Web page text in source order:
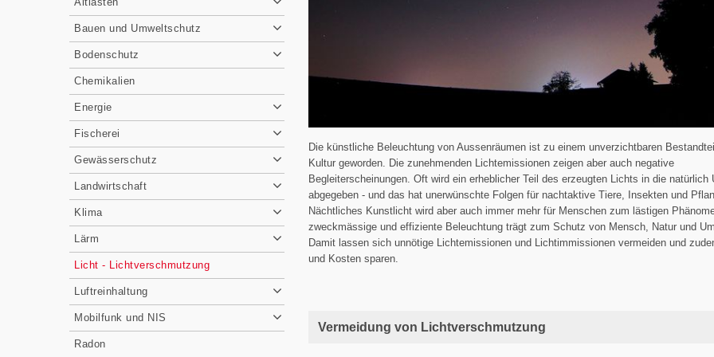
Bauen und Umweltschutz
Bodenschutz
Chemikalien
Energie
Fischerei
Gewässerschutz
Landwirtschaft
Klima
Lärm
Licht - Lichtverschmutzung
Luftreinhaltung
Mobilfunk und NIS
Radon
Die künstliche Beleuchtung von Aussenräumen ist zu einem unverzichtbaren
Kultur geworden. Die zunehmenden Lichtemissionen zeigen aber auch negative
Begleiterscheinungen. Oft wird ein erheblicher Teil des erzeugten Lichts in die natürlich
abgegeben - und das hat unerwünschte Folgen für nachtaktive Tiere, Insekten und
Nächtliches Kunstlicht wird aber auch immer mehr für Menschen zum lästigen
zweckmässige und effiziente Beleuchtung trägt zum Schutz von Mensch, Natur und
Damit lassen sich unnötige Lichtemissionen und Lichtimmissionen vermeiden und
und Kosten sparen.
Vermeidung von Lichtverschmutzung